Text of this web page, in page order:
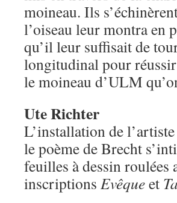
moineau. Ils
l’oiseau leur montra en
qu’il leur suffisait de
longitudinal pour
le moineau d’ULM
Ute Richter
L’installation de
le poème de Brecht
feuilles à dessin roulées
inscriptions Evêqueet